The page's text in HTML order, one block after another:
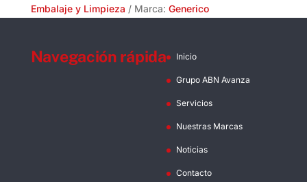
Embalaje y Limpieza
Marca: Generico
Navegación rápida Inicio
Grupo ABN Avanza
Servicios
Nuestras Marcas
Noticias
Contacto